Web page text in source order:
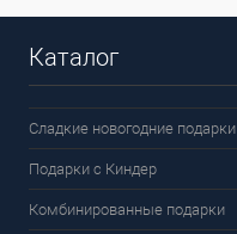
Каталог
Сладкие новогодние
Подарки с Киндер
Комбинированные подарки